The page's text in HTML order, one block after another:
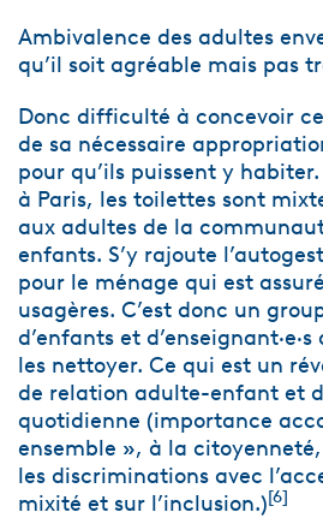
Ambivalence des adultes
qu’il soit agréable mais pas
Donc difficulté à concevoir
de sa nécessaire
pour qu’ils puissent y
à Paris, les toilettes sont
aux adultes de la
enfants. S’y rajoute
pour le ménage qui est
usagères. C’est donc un
d’enfants et
les nettoyer. Ce qui est un
de relation adulte-enfant et
quotidienne (importance
ensemble », à la
les discriminations avec
mixité et sur l’inclusion.)[6]